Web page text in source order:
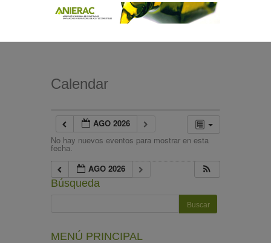
Calendar
AGO 2026
No hay nuevos eventos para mostrar en esta
fecha.
AGO 2026
Búsqueda
MENÚ PRINCIPAL